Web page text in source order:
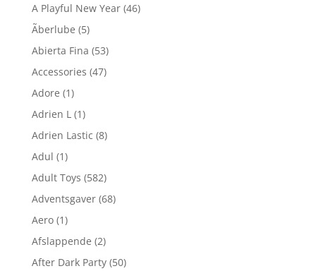
A Playful New Year (46)
Ãberlube (5)
Abierta Fina (53)
Accessories (47)
Adore (1)
Adrien L (1)
Adrien Lastic (8)
Adul (1)
Adult Toys (582)
Adventsgaver (68)
Aero (1)
Afslappende (2)
After Dark Party (50)